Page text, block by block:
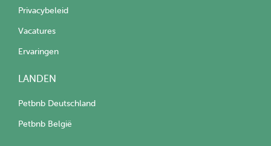
Privacybeleid
Vacatures
Ervaringen
LANDEN
Petbnb Deutschland
Petbnb België